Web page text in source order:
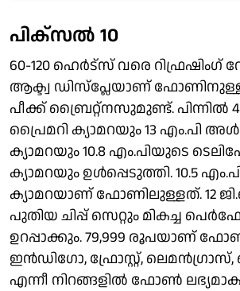
പിക്‌സല്‍ 10
60-120 ഹെര്‍ട്‌സ് വരെ റിഫ്രഷിംഗ്
ആക്ട്വ ഡിസ്‌പ്ലേയാണ്
പീക്ക് ബ്രൈറ്റ്‌നസുമുണ്ട്. പിന്നില്‍
പ്രൈമറി ക്യാമറയും 13 എം.പി
ക്യാമറയും 10.8 എം.പിയുടെ
ക്യാമറയും ഉള്‍പ്പെടുത്തി. 10.5
ക്യാമറയാണ് ഫോണിലുള്ളത്. 12
പുതിയ ചിപ്പ് സെറ്റും മികച്ച
ഉറപ്പാക്കും. 79,999 രൂപയാണ്
ഇന്‍ഡിഗോ, ഫ്രോസ്റ്റ്,
എന്നീ നിറങ്ങളില്‍ ഫോണ്‍